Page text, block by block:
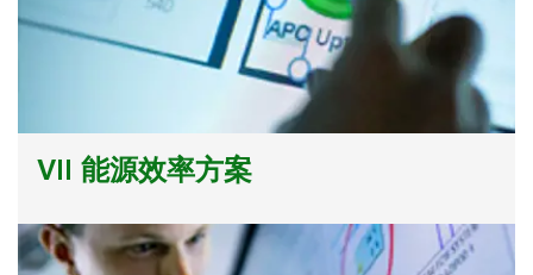
VII 能源效率方案